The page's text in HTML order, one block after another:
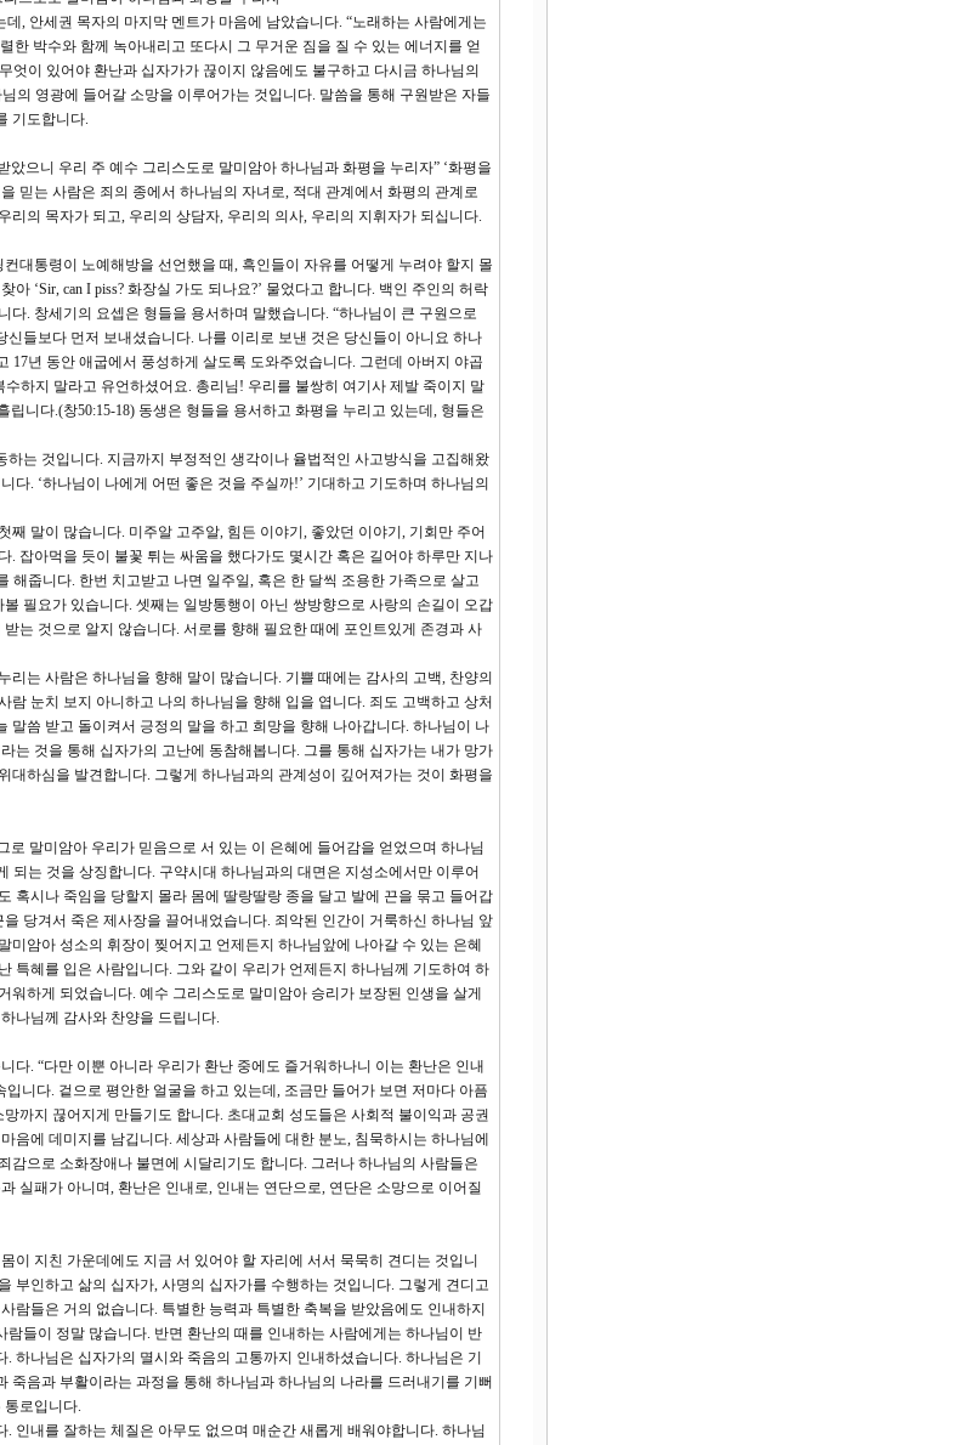
, 안세권 목자의 마지막 멘트가 마음에 남았습니다. “노래하는 사람에게는
한 박수와 함께 녹아내리고 또다시 그 무거운 짐을 질 수 있는 에너지를 얻
엇이 있어야 환난과 십자가가 끊이지 않음에도 불구하고 다시금 하나님의
의 영광에 들어갈 소망을 이루어가는 것입니다. 말씀을 통해 구원받은 자들
기도합니다.
으니 우리 주 예수 그리스도로 말미암아 하나님과 화평을 누리자” ‘화평을
믿는 사람은 죄의 종에서 하나님의 자녀로, 적대 관계에서 화평의 관계로
의 목자가 되고, 우리의 상담자, 우리의 의사, 우리의 지휘자가 되십니다.
대통령이 노예해방을 선언했을 때, 흑인들이 자유를 어떻게 누려야 할지 몰
‘Sir, can I piss? 화장실 가도 되나요?’ 물었다고 합니다. 백인 주인의 허락
. 창세기의 요셉은 형들을 용서하며 말했습니다. “하나님이 큰 구원으로
들보다 먼저 보내셨습니다. 나를 이리로 보낸 것은 당신들이 아니요 하나
17년 동안 애굽에서 풍성하게 살도록 도와주었습니다. 그런데 아버지 야곱
하지 말라고 유언하셨어요. 총리님! 우리를 불쌍히 여기사 제발 죽이지 말
니다.(창50:15-18) 동생은 형들을 용서하고 화평을 누리고 있는데, 형들은
는 것입니다. 지금까지 부정적인 생각이나 율법적인 사고방식을 고집해왔
. ‘하나님이 나에게 어떤 좋은 것을 주실까!’ 기대하고 기도하며 하나님의
말이 많습니다. 미주알 고주알, 힘든 이야기, 좋았던 이야기, 기회만 주어
잡아먹을 듯이 불꽃 튀는 싸움을 했다가도 몇시간 혹은 길어야 하루만 지나
해줍니다. 한번 치고받고 나면 일주일, 혹은 한 달씩 조용한 가족으로 살고
필요가 있습니다. 셋째는 일방통행이 아닌 쌍방향으로 사랑의 손길이 오갑
는 것으로 알지 않습니다. 서로를 향해 필요한 때에 포인트있게 존경과 사
는 사람은 하나님을 향해 말이 많습니다. 기쁠 때에는 감사의 고백, 찬양의
눈치 보지 아니하고 나의 하나님을 향해 입을 엽니다. 죄도 고백하고 상처
씀 받고 돌이켜서 긍정의 말을 하고 희망을 향해 나아갑니다. 하나님이 나
는 것을 통해 십자가의 고난에 동참해봅니다. 그를 통해 십자가는 내가 망가
하심을 발견합니다. 그렇게 하나님과의 관계성이 깊어져가는 것이 화평을
말미암아 우리가 믿음으로 서 있는 이 은혜에 들어감을 얻었으며 하나님
되는 것을 상징합니다. 구약시대 하나님과의 대면은 지성소에서만 이루어
혹시나 죽임을 당할지 몰라 몸에 딸랑딸랑 종을 달고 발에 끈을 묶고 들어갑
당겨서 죽은 제사장을 끌어내었습니다. 죄악된 인간이 거룩하신 하나님 앞
암아 성소의 휘장이 찢어지고 언제든지 하나님앞에 나아갈 수 있는 은혜
특혜를 입은 사람입니다. 그와 같이 우리가 언제든지 하나님께 기도하여 하
하게 되었습니다. 예수 그리스도로 말미암아 승리가 보장된 인생을 살게
나님께 감사와 찬양을 드립니다.
다. “다만 이뿐 아니라 우리가 환난 중에도 즐거워하나니 이는 환난은 인내
니다. 겉으로 평안한 얼굴을 하고 있는데, 조금만 들어가 보면 저마다 아픔
까지 끊어지게 만들기도 합니다. 초대교회 성도들은 사회적 불이익과 공권
음에 데미지를 남깁니다. 세상과 사람들에 대한 분노, 침묵하시는 하나님에
으로 소화장애나 불면에 시달리기도 합니다. 그러나 하나님의 사람들은
실패가 아니며, 환난은 인내로, 인내는 연단으로, 연단은 소망으로 이어질
이 지친 가운데에도 지금 서 있어야 할 자리에 서서 묵묵히 견디는 것입니
부인하고 삶의 십자가, 사명의 십자가를 수행하는 것입니다. 그렇게 견디고
람들은 거의 없습니다. 특별한 능력과 특별한 축복을 받았음에도 인내하지
들이 정말 많습니다. 반면 환난의 때를 인내하는 사람에게는 하나님이 반
하나님은 십자가의 멸시와 죽음의 고통까지 인내하셨습니다. 하나님은 기
음과 부활이라는 과정을 통해 하나님과 하나님의 나라를 드러내기를 기뻐
통로입니다.
인내를 잘하는 체질은 아무도 없으며 매순간 새롭게 배워야합니다. 하나님